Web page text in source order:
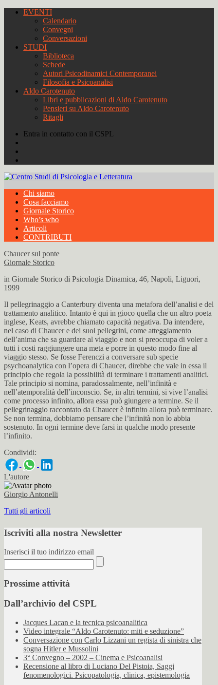
EVENTI
Calendario
Convegni
Conversazioni
STUDI
Biblioteca
Schede
Autori Psicodinamici Contemporanei
Filosofia e Psicoanalisi
Aldo Carotenuto
Libri e pubblicazioni di Aldo Carotenuto
Pensieri su Aldo Carotenuto
Ritagli
Entra in contatto con il CSPL
Chi siamo
Cosa facciamo
Giornale Storico
Who’s who
Articoli
CONTRIBUTI
Chaucer sul ponte
Giornale Storico
in Giornale Storico di Psicologia Dinamica, 46, Napoli, Liguori,
1999
Il pellegrinaggio a Canterbury diventa una metafora dell’analisi e del
trattamento analitico. Intanto è qui in gioco quella che un altro poeta
inglese, Keats, avrebbe chiamato capacità negativa. Da intendere,
nel caso di Chaucer e dei suoi pellegrini, come atteggiamento
dell’anima che sa guardare al viaggio e non si preoccupa di voler a
tutti i costi raggiungere una meta e porre in questo modo fine al
viaggio stesso. Se fosse Ferenczi a conversare sub specie
psychoanalytica con l’opera di Chaucer, direbbe che vale in essa il
principio che regola la possibilità di terminare i trattamenti analitici.
Tale principio si nomina, paradossalmente, nell’infinità e
nell’atemporalità dell’inconscio. Se, in altri termini, si vive l’analisi
come processo infinito, allora essa può giungere a termine. Se il
pellegrinaggio raccontato da Chaucer è infinito allora può terminare.
Se non termina, dobbiamo pensare che l’infinità non lo abbia
sostenuto. In ogni termine deve farsi in qualche modo presente
l’infinito.
Condividi:
L'autore
Giorgio Antonelli
Tutti gli articoli
Iscriviti alla nostra Newsletter
Inserisci il tuo indirizzo email
Prossime attività
Dall’archivio del CSPL
Jacques Lacan e la tecnica psicoanalitica
Video integrale “Aldo Carotenuto: miti e seduzione”
Conversazione con Carlo Lizzani un regista di sinistra che
sogna Hitler e Mussolini
3° Convegno – 2002 – Cinema e Psicoanalisi
Recensione al libro di Luciano Del Pistoia, Saggi
fenomenologici. Psicopatologia, clinica, epistemologia